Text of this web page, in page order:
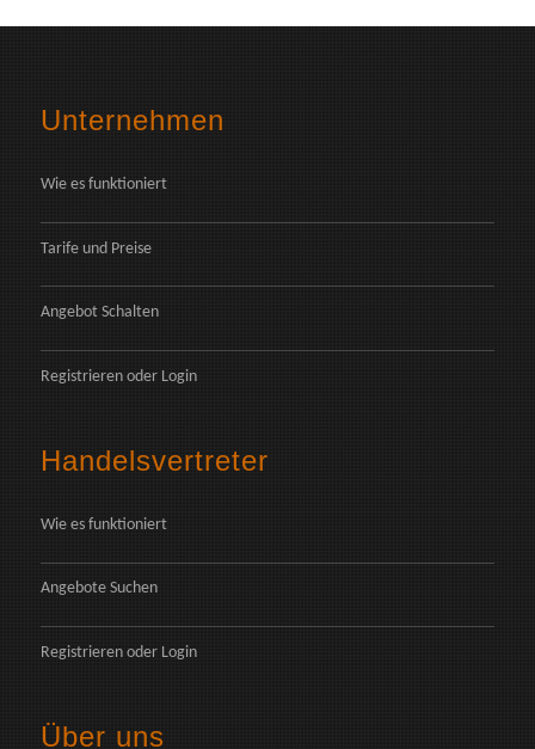
Unternehmen
Wie es funktioniert
Tarife und Preise
Angebot Schalten
Registrieren oder Login
Handelsvertreter
Wie es funktioniert
Angebote Suchen
Registrieren oder Login
Über uns